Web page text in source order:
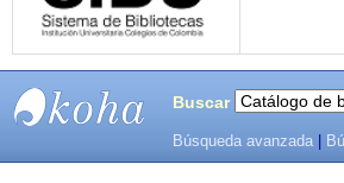
Buscar
Búsqueda avanzada